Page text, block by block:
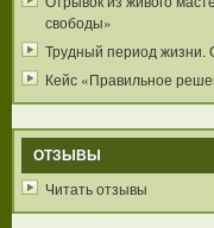
свободы»
Трудный период жизни.
Кейс «Правильное
ОТЗЫВЫ
Читать отзывы